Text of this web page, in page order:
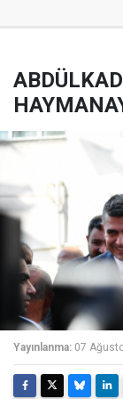
Yayınlanma: 07